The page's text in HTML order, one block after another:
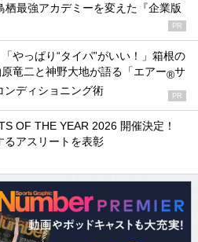
栖最強アカデミーを変えた『企業版
PR
「やっぱり“タイパ”がいい！」箱根の
竜二と神野大地が語る「エアー®サ
ンディショニング術 PR
OF THE YEAR 2026 開催決定！
るアスリートを表彰